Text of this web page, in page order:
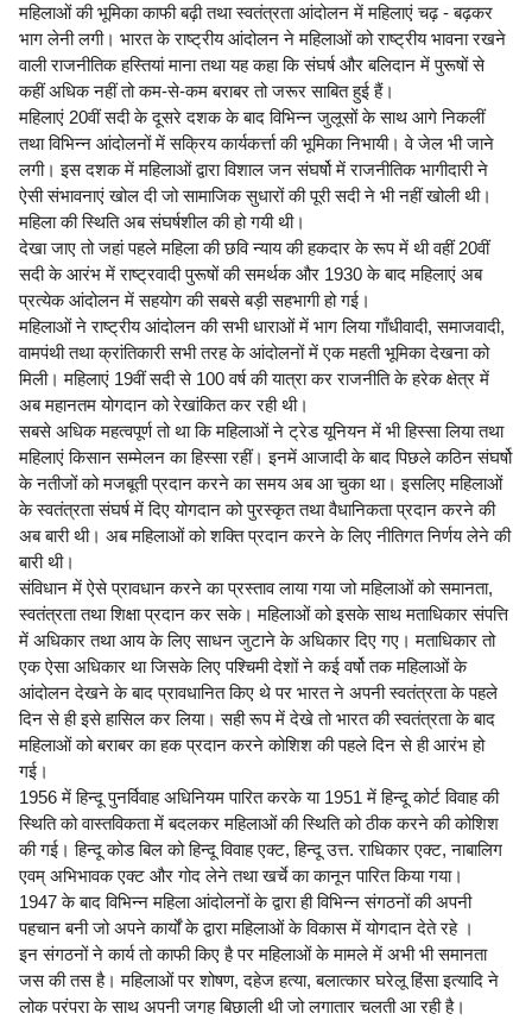
महिलाओं की भूमिका काफी बढ़ी तथा स्वतंत्रता आंदोलन में महिलाएं चढ़ - बढ़कर
भाग लेनी लगी। भारत के राष्ट्रीय आंदोलन ने महिलाओं को राष्ट्रीय भावना रखने
वाली राजनीतिक हस्तियां माना तथा यह कहा कि संघर्ष और बलिदान में पुरूषों से
कहीं अधिक नहीं तो कम-से-कम बराबर तो जरूर साबित हुई हैं।
महिलाएं 20वीं सदी के दूसरे दशक के बाद विभिन्न जुलूसों के साथ आगे निकलीं
तथा विभिन्न आंदोलनों में सक्रिय कार्यकर्त्ता की भूमिका निभायी। वे जेल भी जाने
लगी। इस दशक में महिलाओं द्वारा विशाल जन संघर्षो में राजनीतिक भागीदारी ने
ऐसी संभावनाएं खोल दी जो सामाजिक सुधारों की पूरी सदी ने भी नहीं खोली थी।
महिला की स्थिति अब संघर्षशील की हो गयी थी।
देखा जाए तो जहां पहले महिला की छवि न्याय की हकदार के रूप में थी वहीं 20वीं
सदी के आरंभ में राष्ट्रवादी पुरूषों की समर्थक और 1930 के बाद महिलाएं अब
प्रत्येक आंदोलन में सहयोग की सबसे बड़ी सहभागी हो गई।
महिलाओं ने राष्ट्रीय आंदोलन की सभी धाराओं में भाग लिया गाँधीवादी, समाजवादी,
वामपंथी तथा क्रांतिकारी सभी तरह के आंदोलनों में एक महती भूमिका देखना को
मिली। महिलाएं 19वीं सदी से 100 वर्ष की यात्रा कर राजनीति के हरेक क्षेत्र में
अब महानतम योगदान को रेखांकित कर रही थी।
सबसे अधिक महत्वपूर्ण तो था कि महिलाओं ने ट्रेड यूनियन में भी हिस्सा लिया तथा
महिलाएं किसान सम्मेलन का हिस्सा रहीं। इनमें आजादी के बाद पिछले कठिन संघर्षो
के नतीजों को मजबूती प्रदान करने का समय अब आ चुका था। इसलिए महिलाओं
के स्वतंत्रता संघर्ष में दिए योगदान को पुरस्कृत तथा वैधानिकता प्रदान करने की
अब बारी थी। अब महिलाओं को शक्ति प्रदान करने के लिए नीतिगत निर्णय लेने की
बारी थी।
संविधान में ऐसे प्रावधान करने का प्रस्ताव लाया गया जो महिलाओं को समानता,
स्वतंत्रता तथा शिक्षा प्रदान कर सके। महिलाओं को इसके साथ मताधिकार संपत्ति
में अधिकार तथा आय के लिए साधन जुटाने के अधिकार दिए गए। मताधिकार तो
एक ऐसा अधिकार था जिसके लिए पश्चिमी देशों ने कई वर्षो तक महिलाओं के
आंदोलन देखने के बाद प्रावधानित किए थे पर भारत ने अपनी स्वतंत्रता के पहले
दिन से ही इसे हासिल कर लिया। सही रूप में देखे तो भारत की स्वतंत्रता के बाद
महिलाओं को बराबर का हक प्रदान करने कोशिश की पहले दिन से ही आरंभ हो
गई।
1956 में हिन्दू पुनर्विवाह अधिनियम पारित करके या 1951 में हिन्दू कोर्ट विवाह की
स्थिति को वास्तविकता में बदलकर महिलाओं की स्थिति को ठीक करने की कोशिश
की गई। हिन्दू कोड बिल को हिन्दू विवाह एक्ट, हिन्दू उत्त. राधिकार एक्ट, नाबालिग
एवम् अभिभावक एक्ट और गोद लेने तथा खर्चे का कानून पारित किया गया।
1947 के बाद विभिन्न महिला आंदोलनों के द्वारा ही विभिन्न संगठनों की अपनी
पहचान बनी जो अपने कार्यों के द्वारा महिलाओं के विकास में योगदान देते रहे ।
इन संगठनों ने कार्य तो काफी किए है पर महिलाओं के मामले में अभी भी समानता
जस की तस है। महिलाओं पर शोषण, दहेज हत्या, बलात्कार घरेलू हिंसा इत्यादि ने
लोक परंपरा के साथ अपनी जगह बिछाली थी जो लगातार चलती आ रही है।